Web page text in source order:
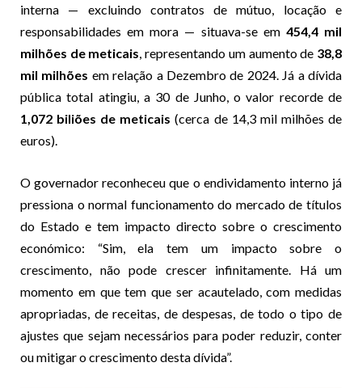
interna — excluindo contratos de mútuo, locação e
responsabilidades em mora — situava-se em 454,4 mil
milhões de meticais, representando um aumento de 38,8
mil milhões em relação a Dezembro de 2024. Já a dívida
pública total atingiu, a 30 de Junho, o valor recorde de
1,072 biliões de meticais (cerca de 14,3 mil milhões de
euros).
O governador reconheceu que o endividamento interno já
pressiona o normal funcionamento do mercado de títulos
do Estado e tem impacto directo sobre o crescimento
económico: “Sim, ela tem um impacto sobre o
crescimento, não pode crescer infinitamente. Há um
momento em que tem que ser acautelado, com medidas
apropriadas, de receitas, de despesas, de todo o tipo de
ajustes que sejam necessários para poder reduzir, conter
ou mitigar o crescimento desta dívida”.